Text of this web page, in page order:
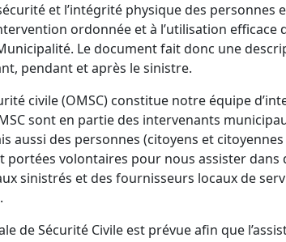
et l’intégrité physique des personnes
ordonnée et à l’utilisation efficace
Le document fait donc une
pendant et après le sinistre.
civile (OMSC) constitue notre équipe
sont en partie des intervenants
aussi des personnes (citoyens et
portées volontaires pour nous assister dans
sinistrés et des fournisseurs locaux de
de Sécurité Civile est prévue afin que